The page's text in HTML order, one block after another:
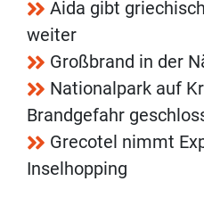
Aida gibt
weiter
Großbrand in der
Nationalpark auf
Brandgefahr
Grecotel nimmt
Inselhopping